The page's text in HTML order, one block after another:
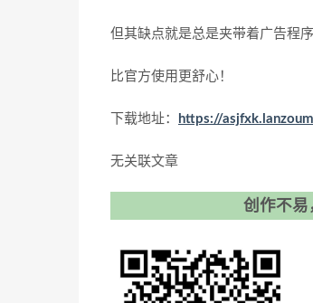
但其缺点就是总是夹带着广告程
比官方使用更舒心！
下载地址： https://
无关联文章
创作不易